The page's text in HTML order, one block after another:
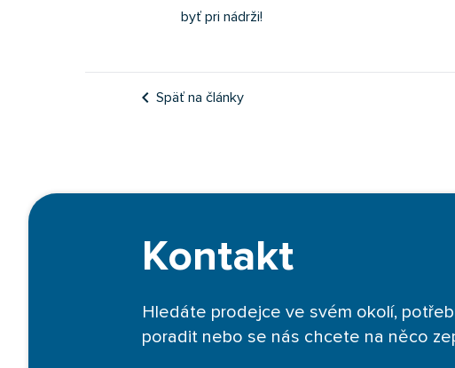
byť pri nádrži!
chevron_left Späť na články
Kontakt
Hledáte prodejce ve svém okolí,
poradit nebo se nás chcete na něco